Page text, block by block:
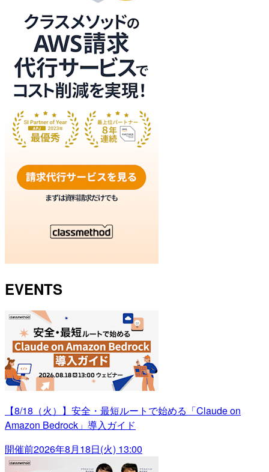
EVENTS
【8/18（火）】安全・最短ルートで始める「Claude on
Amazon Bedrock」導入ガイド
開催前2026年8月18日(火) 13:00